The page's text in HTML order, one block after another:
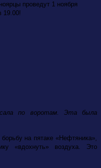
проведут 1 ноября
19.00!
по воротам. Эта была
на пятаке «Нефтяника»,
«вдохнуть» воздуха. Это